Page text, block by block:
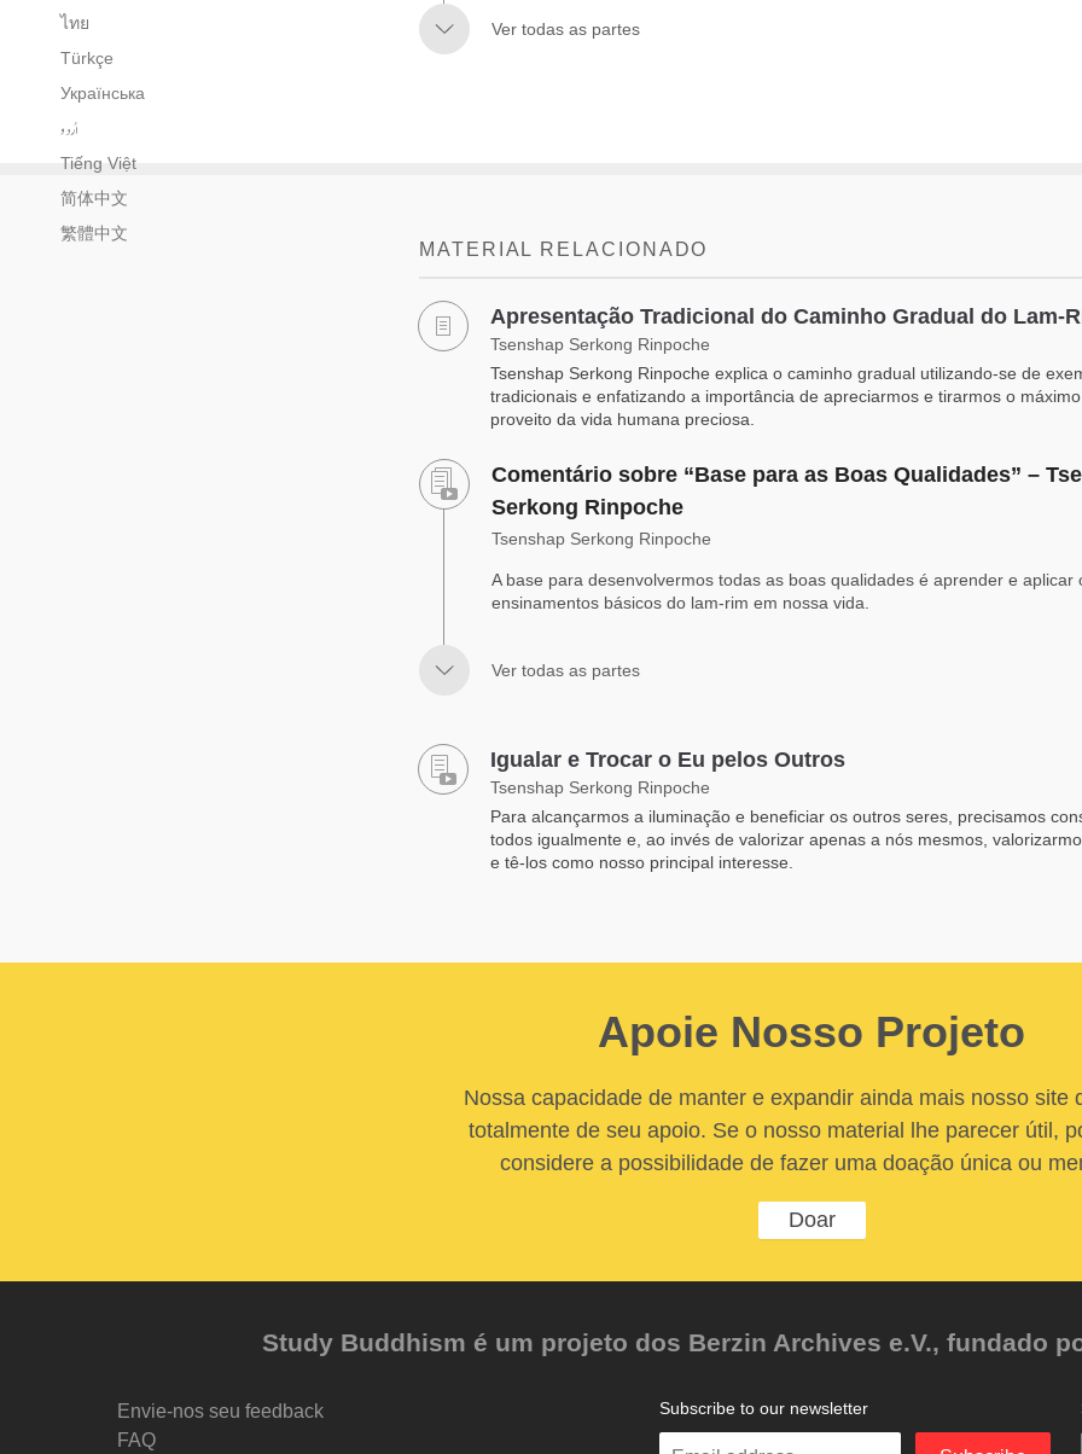
ไทย
Türkçe
Українська
اُردو
Tiếng Việt
简体中文
繁體中文
Ver todas as partes
MATERIAL RELACIONADO
Apresentação Tradicional do Caminho Gradual do Lam-
Tsenshap Serkong Rinpoche
Tsenshap Serkong Rinpoche explica o caminho gradual utilizando-se de
tradicionais e enfatizando a importância de apreciarmos e tirarmos o
proveito da vida humana preciosa.
Comentário sobre “Base para as Boas Qualidades” –
Serkong Rinpoche
Tsenshap Serkong Rinpoche
A base para desenvolvermos todas as boas qualidades é aprender e aplicar
ensinamentos básicos do lam-rim em nossa vida.
Ver todas as partes
Igualar e Trocar o Eu pelos Outros
Tsenshap Serkong Rinpoche
Para alcançarmos a iluminação e beneficiar os outros seres, precisamos
todos igualmente e, ao invés de valorizar apenas a nós mesmos,
e tê-los como nosso principal interesse.
Apoie Nosso Projeto
Nossa capacidade de manter e expandir ainda mais nosso site
totalmente de seu apoio. Se o nosso material lhe parecer útil,
considere a possibilidade de fazer uma doação única ou
Doar
Study Buddhism é um projeto dos Berzin Archives e.V., fundado
Envie-nos seu feedback
FAQ
Subscribe to our newsletter
Enter